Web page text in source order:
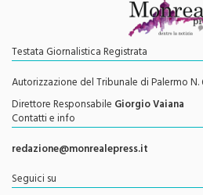
Testata Giornalistica Registrata
Autorizzazione del Tribunale di Palermo N.
Direttore Responsabile Giorgio Vaiana
Contatti e info
redazione@monrealepress.it
Seguici su